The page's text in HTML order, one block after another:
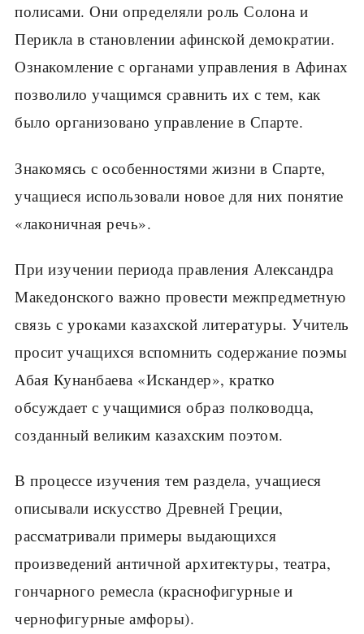
полисами. Они определяли роль Солона и
Перикла в становлении афинской демократии.
Ознакомление с органами управления в Афинах
позволило учащимся сравнить их с тем, как
было организовано управление в Спар­те.
Знакомясь с особенностями жизни в Спарте,
уча­щиеся использовали новое для них понятие
«лако­ничная речь».
При изучении периода правления Александра
Ма­кедонского важно провести межпредметную
связь с уроками казахской литературы. Учитель
просит уча­щихся вспомнить содержание поэмы
Абая Кунанбае­ва «Искандер», кратко
обсуждает с учащимися образ полководца,
созданный великим казахским поэтом.
В процессе изучения тем раздела, учащиеся
опи­сывали искусство Древней Греции,
рассматривали примеры выдающихся
произведений античной ар­хитектуры, театра,
гончарного ремесла (краснофи­гурные и
чернофигурные амфоры).